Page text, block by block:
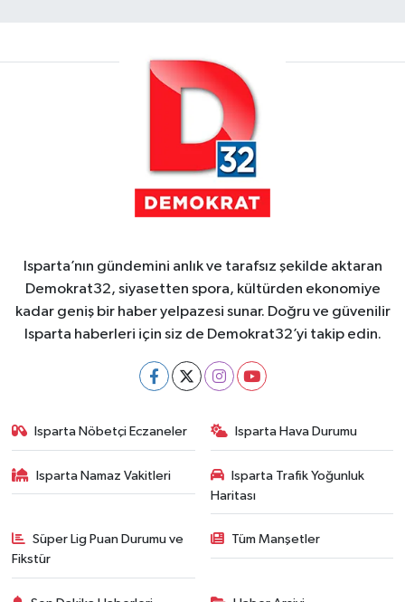
Isparta’nın gündemini anlık ve tarafsız şekilde aktaran
Demokrat32, siyasetten spora, kültürden ekonomiye
kadar geniş bir haber yelpazesi sunar. Doğru ve güvenilir
Isparta haberleri için siz de Demokrat32’yi takip edin.
Isparta Nöbetçi Eczaneler Isparta Hava Durumu
Isparta Namaz Vakitleri
Isparta Trafik Yoğunluk
Haritası
Süper Lig Puan Durumu ve
Fikstür
Tüm Manşetler